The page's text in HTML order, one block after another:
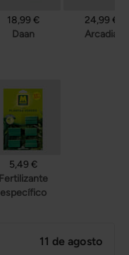
18,99 €
Daan
24,99 €
Arcadia
5,49 €
Fertilizante
específico
11 de agosto